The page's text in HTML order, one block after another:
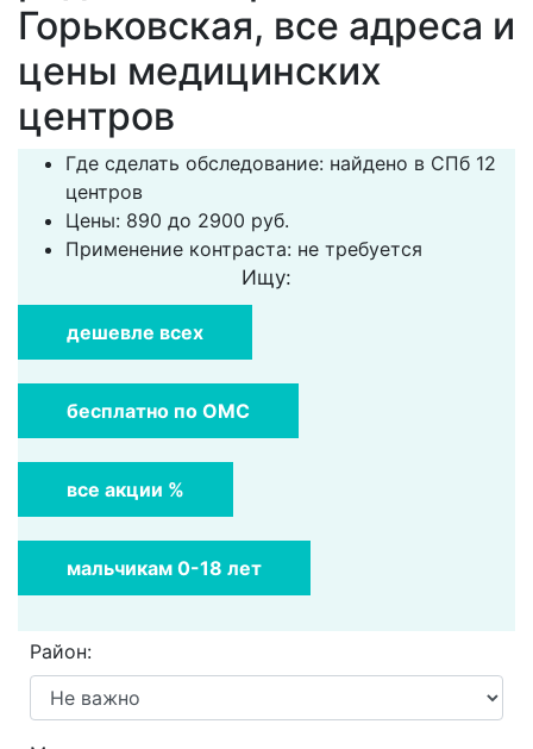
Горьковская, все адреса и
цены медицинских
центров
Где сделать обследование: найдено в СПб 12
центров
Цены: 890 до 2900 руб.
Применение контраста: не требуется
Ищу:
дешевле всех
бесплатно по ОМС
все акции %
мальчикам 0-18 лет
Район: